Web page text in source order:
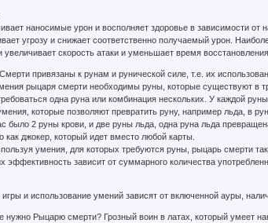
наносимые урон и восполняет здоровье в зависимости от
угрозу и снижает соответственно получаемый урон.
увеличивает скорость атаки и уменьшает время
привязаны к рунам и рунической силе, т.е. их
рыцаря смерти необходимы руны, которые существуют в
одна руна или комбинация нескольких. У каждой
которые позволяют превратить руну, например льда, в
было 2 руны крови, и две руны льда, одна руна льда
как джокер, который идет вместо любой карты.
умения, для которых требуются руны, рыцарь смерти
эффективность зависит от суммарного количества
и использование умений зависят от включенной ауры,
нужно Рыцарю смерти? Грозный воин в латах, который умеет